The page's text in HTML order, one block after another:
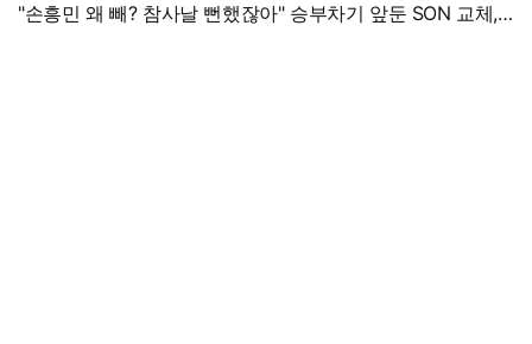
"손흥민 왜 빼? 참사날 뻔했잖아" 승부차기 앞둔 SON 교체,